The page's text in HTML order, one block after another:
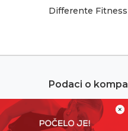
×
Differente Fitness
Podaci o
Adresa:
Sremska 1